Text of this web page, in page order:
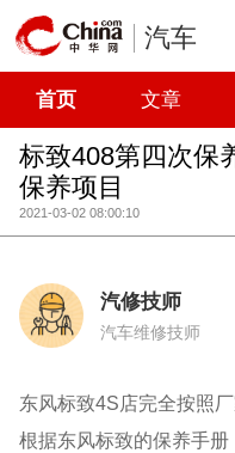
汽车
首页 文章
标致408第四次保
保养项目
2021-03-02 08:00:10
汽修技师
汽车维修技师
东风标致4S店完全按照
根据东风标致的保养手